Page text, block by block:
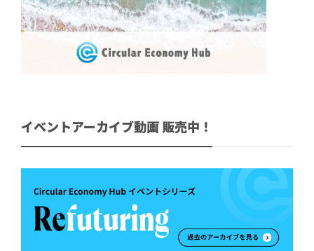
イベントアーカイブ動画 販売中！